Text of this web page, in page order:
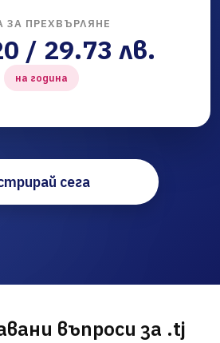
ЗА ПРЕХВЪРЛЯНЕ
/ 29.73 лв.
на година
сега
въпроси за .tj